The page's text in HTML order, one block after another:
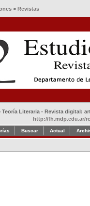
> Revistas
Teoría Literaria - Revista digital:
http://fh.mdp.edu.ar/
Buscar Actual